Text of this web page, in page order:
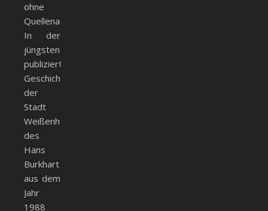
ohne
Quellenangaben.
In der
jüngsten
publizierten
Geschichte
der
Stadt
Weißenhorn
des
Hans
Burkhart
aus dem
Jahr
1988